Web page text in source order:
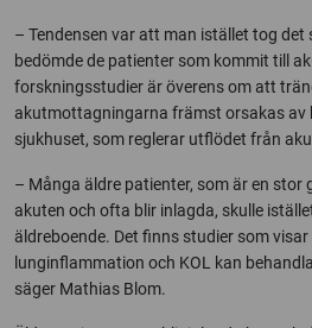
– Tendensen var att man istället tog det
bedömde de patienter som kommit till
forskningsstudier är överens om att
akutmottagningarna främst orsakas av
sjukhuset, som reglerar utflödet från
– Många äldre patienter, som är en stor
akuten och ofta blir inlagda, skulle
äldreboende. Det finns studier som
lunginflammation och KOL kan
säger Mathias Blom.